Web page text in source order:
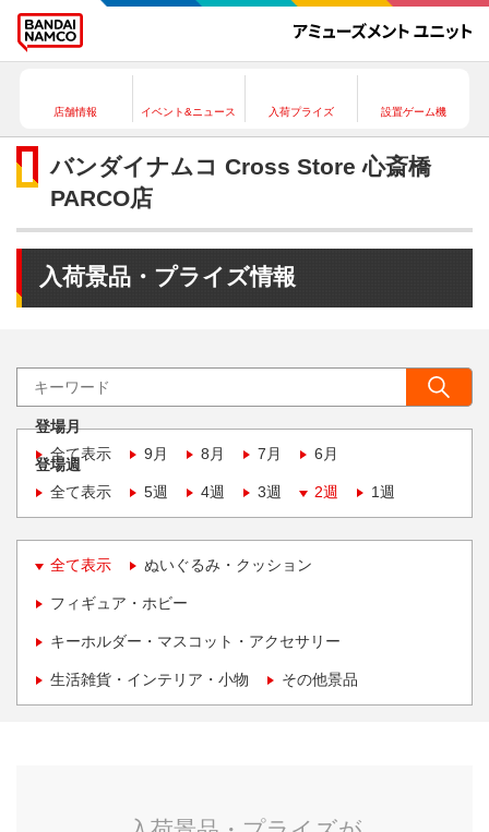
店舗情報 イベント&ニュース 入荷プライズ 設置ゲーム機
バンダイナムコ Cross Store 心斎橋
PARCO店
入荷景品・プライズ情報
登場月
全て表示
9月 8月 7月 6月
登場週
全て表示
5週 4週 3週 2週 1週
全て表示 ぬいぐるみ・クッション
フィギュア・ホビー
キーホルダー・マスコット・アクセサリー
生活雑貨・インテリア・小物 その他景品